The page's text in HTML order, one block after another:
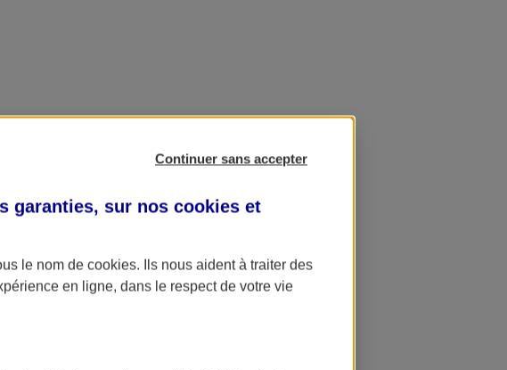
Continuer sans accepter
garanties, sur nos cookies et
le nom de cookies. Ils nous aident à traiter des
en ligne, dans le respect de votre vie